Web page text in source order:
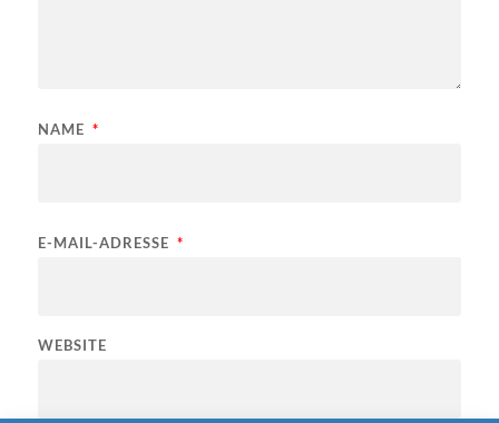
NAME *
E-MAIL-ADRESSE *
WEBSITE